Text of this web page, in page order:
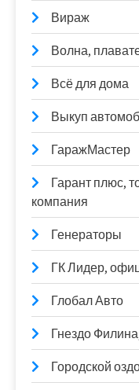
Вираж
Волна,
Всё для дома
Выкуп
ГаражМастер
Гарант плюс,
компания
Генераторы
ГК Лидер,
Глобал Авто
Гнездо
Городской